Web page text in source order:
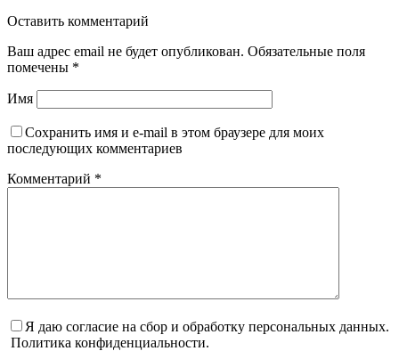
Оставить комментарий
Ваш адрес email не будет опубликован. Обязательные поля
помечены *
Имя
Сохранить имя и e-mail в этом браузере для моих
последующих комментариев
Комментарий *
Я даю согласие на сбор и обработку персональных данных.
Политика конфиденциальности.